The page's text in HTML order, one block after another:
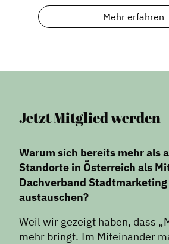
ExpertenwissenMehr erfahren
Jetzt Mitglied werden
Warum sich bereits mehr als
Standorte in Österreich als
Dachverband
austauschen?
Weil wir gezeigt haben, dass
mehr bringt. Im Miteinander